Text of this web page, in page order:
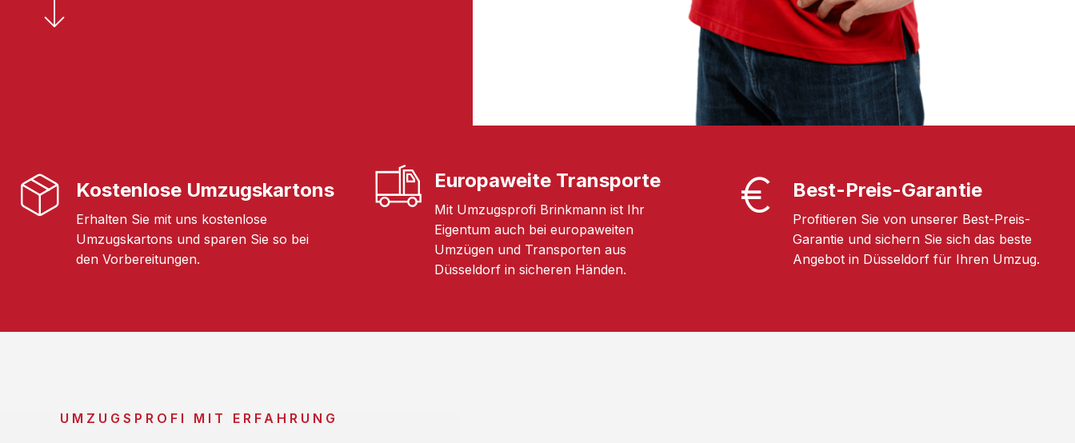
Kostenlose Umzugskartons
Erhalten Sie mit uns kostenlose
Umzugskartons und sparen Sie so bei
den Vorbereitungen.
Europaweite Transporte
Mit Umzugsprofi Brinkmann ist Ihr
Eigentum auch bei europaweiten
Umzügen und Transporten aus
Düsseldorf in sicheren Händen.
Best-Preis-Garantie
Profitieren Sie von unserer Best-Preis-
Garantie und sichern Sie sich das beste
Angebot in Düsseldorf für Ihren Umzug.
UMZUGSPROFI MIT ERFAHRUNG